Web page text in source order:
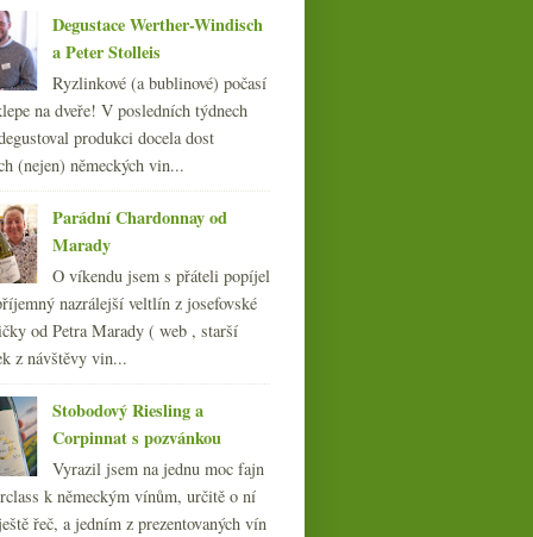
června(22)
května (20)
dubna
března (23)
února
ledna (20)
(270)
(108)
Degustace Werther-Windisch
a Peter Stolleis
Ryzlinkové (a bublinové) počasí
na dveře! V posledních týdnech
produkci docela dost
(nejen) německých vin...
Parádní Chardonnay od
Marady
O víkendu jsem s přáteli popíjel
nazrálejší veltlín z josefovské
od Petra Marady ( web , starší
z návštěvy vin...
Stobodový Riesling a
Corpinnat s pozvánkou
Vyrazil jsem na jednu moc fajn
k německým vínům, určitě o ní
řeč, a jedním z prezentovaných vín